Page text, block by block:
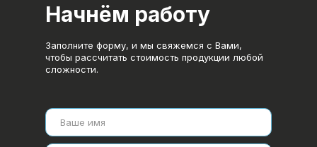
Начнём работу
Заполните форму, и мы свяжемся с Вами,
чтобы рассчитать стоимость продукции любой
сложности.